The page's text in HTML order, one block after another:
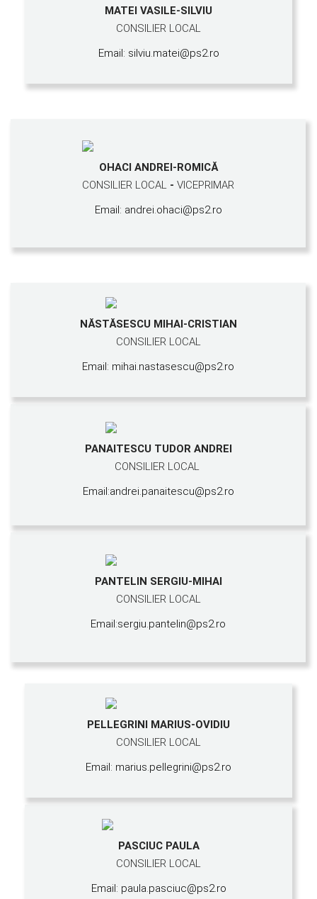
MATEI VASILE-SILVIU
CONSILIER LOCAL
Email: silviu.matei@ps2.ro
OHACI ANDREI-ROMICĂ
CONSILIER LOCAL - VICEPRIMAR
Email: andrei.ohaci@ps2.ro
NĂSTĂSESCU MIHAI-CRISTIAN
CONSILIER LOCAL
Email: mihai.nastasescu@ps2.ro
PANAITESCU TUDOR ANDREI
CONSILIER LOCAL
Email:andrei.panaitescu@ps2.ro
PANTELIN SERGIU-MIHAI
CONSILIER LOCAL
Email:sergiu.pantelin@ps2.ro
PELLEGRINI MARIUS-OVIDIU
CONSILIER LOCAL
Email: marius.pellegrini@ps2.ro
PASCIUC PAULA
CONSILIER LOCAL
Email: paula.pasciuc@ps2.ro